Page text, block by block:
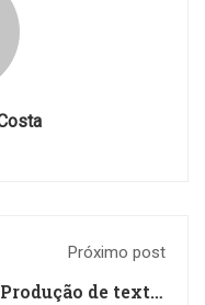
Próximo post
Produção de texto: